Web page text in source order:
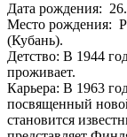
Дата рождения:
Место рождения:
(Кубань).
Детство: В 1944
проживает.
Карьера: В 1963
посвященный
становится